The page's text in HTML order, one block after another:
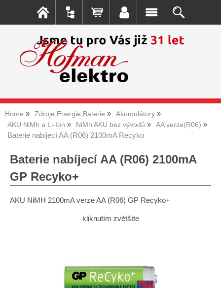
Home Zdroje,Energie,Baterie
Akumulátory
AKU NiMh a Li-Ion
NiMh AKU bez vývodů AA verze(R06)
Baterie nabíjecí AA (R06) 2100mA Recyko
Baterie nabíjecí AA (R06) 2100mA
GP Recyko+
AKU NiMH 2100mA verze AA (R06) GP Recyko+
kliknutím zvětšíte